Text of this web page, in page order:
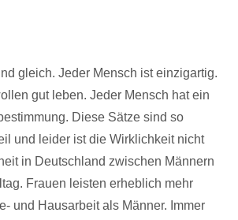
gleich. Jeder Mensch ist einzigartig.
gut leben. Jeder Mensch hat ein
Diese Sätze sind so
und leider ist die Wirklichkeit nicht
in Deutschland zwischen Männern
Frauen leisten erheblich mehr
und Hausarbeit als Männer. Immer